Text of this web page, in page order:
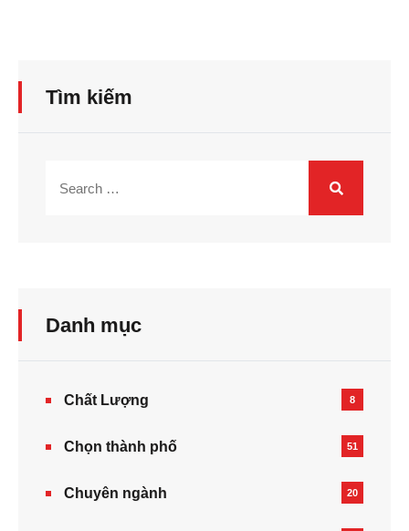
Tìm kiếm
Danh mục
Chất Lượng 8
Chọn thành phố 51
Chuyên ngành 20